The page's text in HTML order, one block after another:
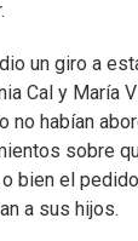
un giro a
Cal y María
habían
sobre
bien el
a sus hijos.